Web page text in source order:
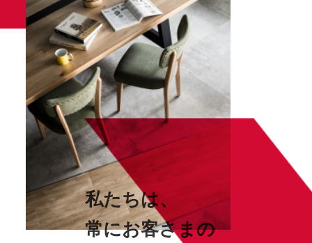
私たちは、
常にお客さまの